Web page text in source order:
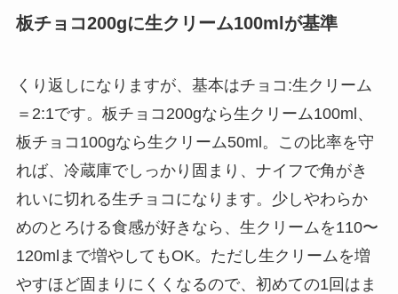
板チョコ200gに生クリーム100mlが基準
くり返しになりますが、基本はチョコ:生クリーム
＝2:1です。板チョコ200gなら生クリーム100ml、
板チョコ100gなら生クリーム50ml。この比率を守
れば、冷蔵庫でしっかり固まり、ナイフで角がき
れいに切れる生チョコになります。少しやわらか
めのとろける食感が好きなら、生クリームを110〜
120mlまで増やしてもOK。ただし生クリームを増
やすほど固まりにくくなるので、初めての1回はま